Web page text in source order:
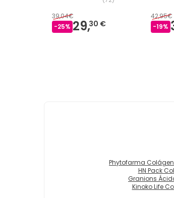
Magnesio Limón 2x334
g
39,04€
-25% 29,30 €
42,95€
-19%
Phytofarma
HN Pack
Granions
Kinoko Life